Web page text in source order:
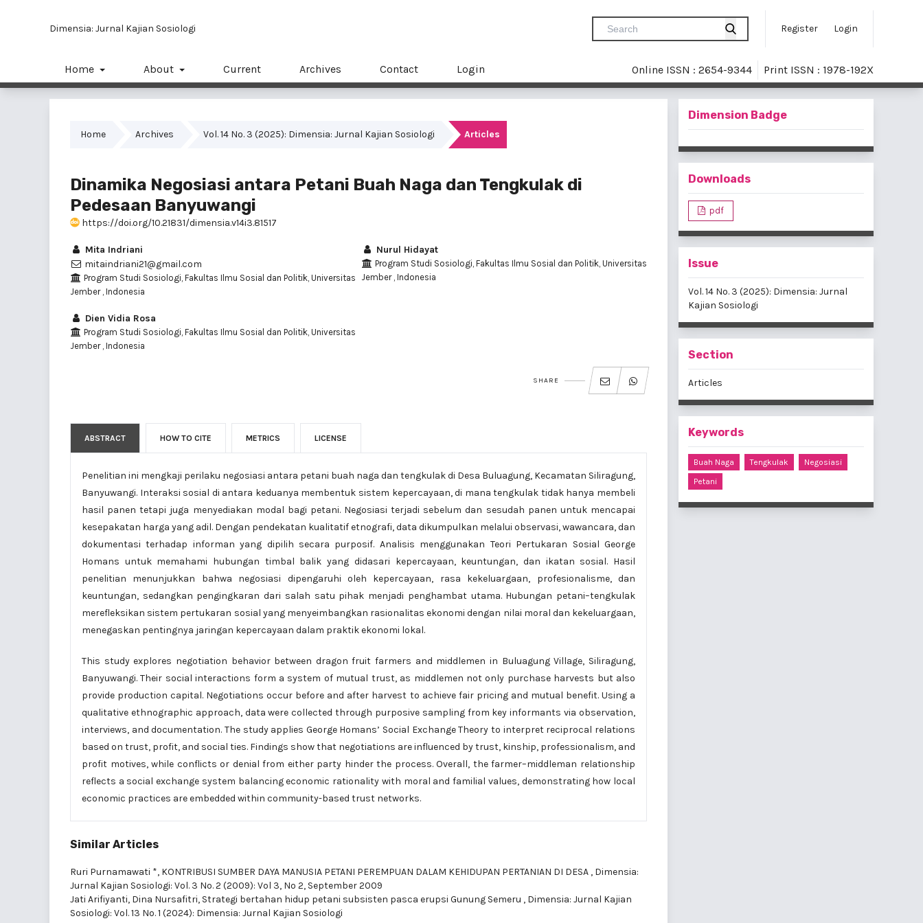
Dimensia: Jurnal Kajian Sosiologi Register Login
Home About Current Archives Contact Login Online ISSN : 2654-9344 Print ISSN : 1978-192X
Home Archives Vol. 14 No. 3 (2025): Dimensia: Jurnal Kajian Sosiologi Articles
Dinamika Negosiasi antara Petani Buah Naga dan Tengkulak di
Pedesaan Banyuwangi
https://doi.org/10.21831/dimensia.v14i3.81517
Mita Indriani
mitaindriani21@gmail.com
Program Studi Sosiologi, Fakultas Ilmu Sosial dan Politik, Universitas
Jember , Indonesia
Nurul Hidayat
Program Studi Sosiologi, Fakultas Ilmu Sosial dan Politik, Universitas
Jember , Indonesia
Dien Vidia Rosa
Program Studi Sosiologi, Fakultas Ilmu Sosial dan Politik, Universitas
Jember , Indonesia
SHARE
ABSTRACT HOW TO CITE METRICS LICENSE
Penelitian ini mengkaji perilaku negosiasi antara petani buah naga dan tengkulak di Desa Buluagung, Kecamatan Siliragung,
Banyuwangi. Interaksi sosial di antara keduanya membentuk sistem kepercayaan, di mana tengkulak tidak hanya membeli
hasil panen tetapi juga menyediakan modal bagi petani. Negosiasi terjadi sebelum dan sesudah panen untuk mencapai
kesepakatan harga yang adil. Dengan pendekatan kualitatif etnografi, data dikumpulkan melalui observasi, wawancara, dan
dokumentasi terhadap informan yang dipilih secara purposif. Analisis menggunakan Teori Pertukaran Sosial George
Homans untuk memahami hubungan timbal balik yang didasari kepercayaan, keuntungan, dan ikatan sosial. Hasil
penelitian menunjukkan bahwa negosiasi dipengaruhi oleh kepercayaan, rasa kekeluargaan, profesionalisme, dan
keuntungan, sedangkan pengingkaran dari salah satu pihak menjadi penghambat utama. Hubungan petani–tengkulak
merefleksikan sistem pertukaran sosial yang menyeimbangkan rasionalitas ekonomi dengan nilai moral dan kekeluargaan,
menegaskan pentingnya jaringan kepercayaan dalam praktik ekonomi lokal.
This study explores negotiation behavior between dragon fruit farmers and middlemen in Buluagung Village, Siliragung,
Banyuwangi. Their social interactions form a system of mutual trust, as middlemen not only purchase harvests but also
provide production capital. Negotiations occur before and after harvest to achieve fair pricing and mutual benefit. Using a
qualitative ethnographic approach, data were collected through purposive sampling from key informants via observation,
interviews, and documentation. The study applies George Homans’ Social Exchange Theory to interpret reciprocal relations
based on trust, profit, and social ties. Findings show that negotiations are influenced by trust, kinship, professionalism, and
profit motives, while conflicts or denial from either party hinder the process. Overall, the farmer–middleman relationship
reflects a social exchange system balancing economic rationality with moral and familial values, demonstrating how local
economic practices are embedded within community-based trust networks.
Similar Articles
Ruri Purnamawati *, KONTRIBUSI SUMBER DAYA MANUSIA PETANI PEREMPUAN DALAM KEHIDUPAN PERTANIAN DI DESA , Dimensia:
Jurnal Kajian Sosiologi: Vol. 3 No. 2 (2009): Vol 3, No 2, September 2009
Jati Arifiyanti, Dina Nursafitri, Strategi bertahan hidup petani subsisten pasca erupsi Gunung Semeru , Dimensia: Jurnal Kajian
Sosiologi: Vol. 13 No. 1 (2024): Dimensia: Jurnal Kajian Sosiologi
Dimension Badge
Downloads
pdf
Issue
Vol. 14 No. 3 (2025): Dimensia: Jurnal
Kajian Sosiologi
Section
Articles
Keywords
Buah Naga Tengkulak
Negosiasi
Petani